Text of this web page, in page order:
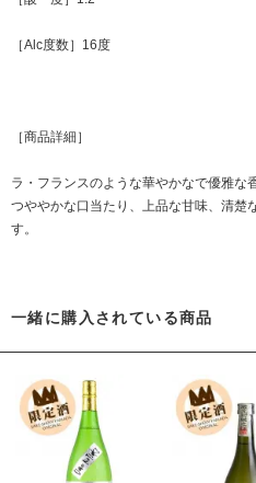
［Alc度数］16度
［商品詳細］
ラ・フランスのような華やかなで優雅な
つややかな口当たり、上品な甘味、清楚
す。
一緒に購入されている商品